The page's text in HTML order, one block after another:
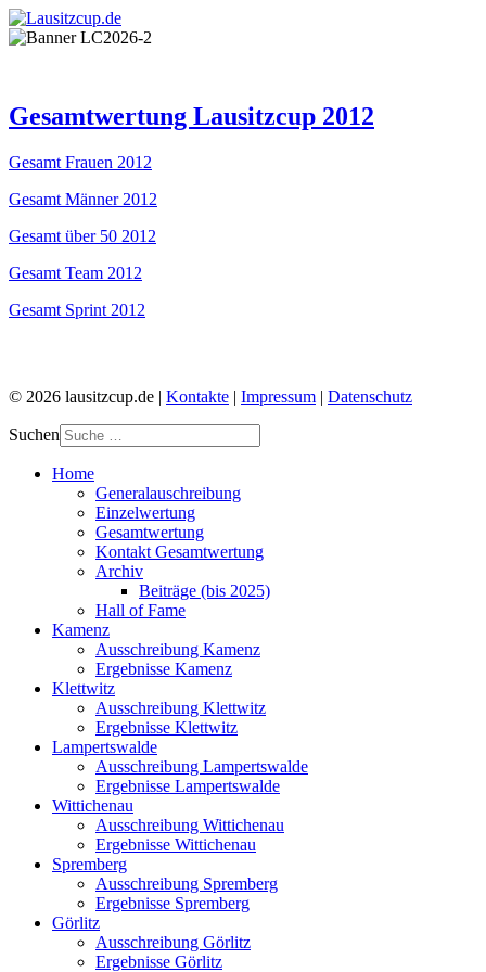
Gesamtwertung Lausitzcup 2012
Gesamt Frauen 2012
Gesamt Männer 2012
Gesamt über 50 2012
Gesamt Team 2012
Gesamt Sprint 2012
© 2026 lausitzcup.de | Kontakte | Impressum | Datenschutz
Suchen
Home
Generalauschreibung
Einzelwertung
Gesamtwertung
Kontakt Gesamtwertung
Archiv
Beiträge (bis 2025)
Hall of Fame
Kamenz
Ausschreibung Kamenz
Ergebnisse Kamenz
Klettwitz
Ausschreibung Klettwitz
Ergebnisse Klettwitz
Lampertswalde
Ausschreibung Lampertswalde
Ergebnisse Lampertswalde
Wittichenau
Ausschreibung Wittichenau
Ergebnisse Wittichenau
Spremberg
Ausschreibung Spremberg
Ergebnisse Spremberg
Görlitz
Ausschreibung Görlitz
Ergebnisse Görlitz